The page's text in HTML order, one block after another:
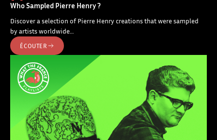
Who Sampled Pierre Henry ?
Discover a selection of Pierre Henry creations that were sampled
by artists worldwide…
ÉCOUTER